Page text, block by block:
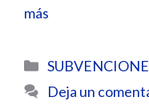
más
Categorías
Deja un